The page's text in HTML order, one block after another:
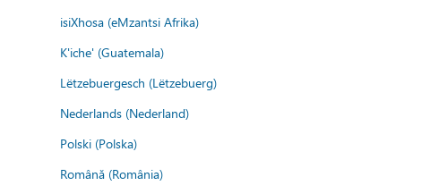
isiXhosa (eMzantsi Afrika)
K'iche' (Guatemala)
Lëtzebuergesch (Lëtzebuerg)
Nederlands (Nederland)
Polski (Polska)
Română (România)